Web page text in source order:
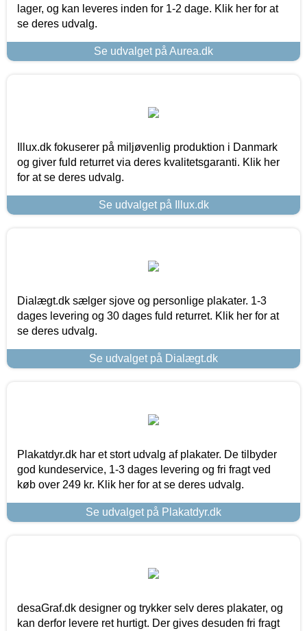
lager, og kan leveres inden for 1-2 dage. Klik her for at
se deres udvalg.
Se udvalget på Aurea.dk
Illux.dk fokuserer på miljøvenlig produktion i Danmark
og giver fuld returret via deres kvalitetsgaranti. Klik her
for at se deres udvalg.
Se udvalget på Illux.dk
Dialægt.dk sælger sjove og personlige plakater. 1-3
dages levering og 30 dages fuld returret. Klik her for at
se deres udvalg.
Se udvalget på Dialægt.dk
Plakatdyr.dk har et stort udvalg af plakater. De tilbyder
god kundeservice, 1-3 dages levering og fri fragt ved
køb over 249 kr. Klik her for at se deres udvalg.
Se udvalget på Plakatdyr.dk
desaGraf.dk designer og trykker selv deres plakater, og
kan derfor levere ret hurtigt. Der gives desuden fri fragt